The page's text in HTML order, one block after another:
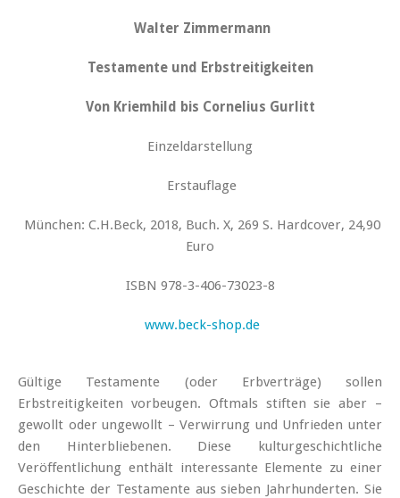
Walter Zimmermann
Testamente und Erbstreitigkeiten
Von Kriemhild bis Cornelius Gurlitt
Einzeldarstellung
Erstauflage
München: C.H.Beck, 2018, Buch. X, 269 S. Hardcover, 24,90
Euro
ISBN 978-3-406-73023-8
www.beck-shop.de
Gültige Testamente (oder Erbverträge) sollen
Erbstreitigkeiten vorbeugen. Oftmals stiften sie aber –
gewollt oder ungewollt – Verwirrung und Unfrieden unter
den Hinterbliebenen. Diese kulturgeschichtliche
Veröffentlichung enthält interessante Elemente zu einer
Geschichte der Testamente aus sieben Jahrhunderten. Sie